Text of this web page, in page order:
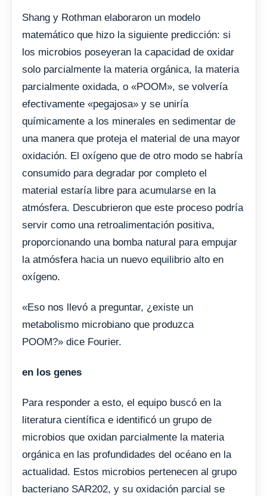
Shang y Rothman elaboraron un modelo
matemático que hizo la siguiente predicción: si
los microbios poseyeran la capacidad de oxidar
solo parcialmente la materia orgánica, la materia
parcialmente oxidada, o «POOM», se volvería
efectivamente «pegajosa» y se uniría
químicamente a los minerales en sedimentar de
una manera que proteja el material de una mayor
oxidación. El oxígeno que de otro modo se habría
consumido para degradar por completo el
material estaría libre para acumularse en la
atmósfera. Descubrieron que este proceso podría
servir como una retroalimentación positiva,
proporcionando una bomba natural para empujar
la atmósfera hacia un nuevo equilibrio alto en
oxígeno.
«Eso nos llevó a preguntar, ¿existe un
metabolismo microbiano que produzca
POOM?» dice Fourier.
en los genes
Para responder a esto, el equipo buscó en la
literatura científica e identificó un grupo de
microbios que oxidan parcialmente la materia
orgánica en las profundidades del océano en la
actualidad. Estos microbios pertenecen al grupo
bacteriano SAR202, y su oxidación parcial se